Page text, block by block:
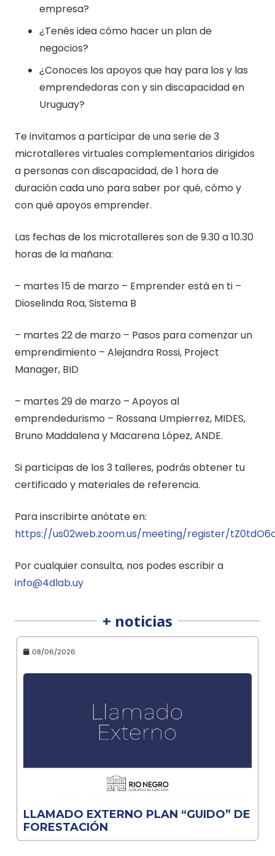
empresa?
¿Tenés idea cómo hacer un plan de
negocios?
¿Conoces los apoyos que hay para los y las
emprendedoras con y sin discapacidad en
Uruguay?
Te invitamos a participar de una serie de 3
microtalleres virtuales complementarios dirigidos
a personas con discapacidad, de 1 hora de
duración cada uno para saber por qué, cómo y
con qué apoyos emprender.
Las fechas de los microtalleres son de 9.30 a 10.30
horas de la mañana:
– martes 15 de marzo – Emprender está en ti –
Dioselinda Roa, Sistema B
– martes 22 de marzo – Pasos para comenzar un
emprendimiento – Alejandra Rossi, Project
Manager, BID
– martes 29 de marzo – Apoyos al
emprendedurismo – Rossana Umpierrez, MIDES,
Bruno Maddalena y Macarena López, ANDE.
Si participas de los 3 talleres, podrás obtener tu
certificado y materiales de referencia.
Para inscribirte anótate en:
https://us02web.zoom.us/meeting/register/
Por cualquier consulta, nos podes escribir a
info@4dlab.uy
+ noticias
08/06/2026
LLAMADO EXTERNO PLAN “GUIDO” DE
FORESTACIÓN